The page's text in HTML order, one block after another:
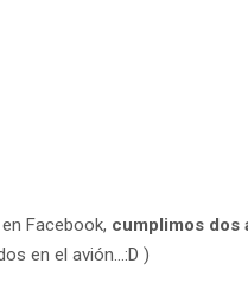
Facebook, cumplimos dos
en el avión…:D )